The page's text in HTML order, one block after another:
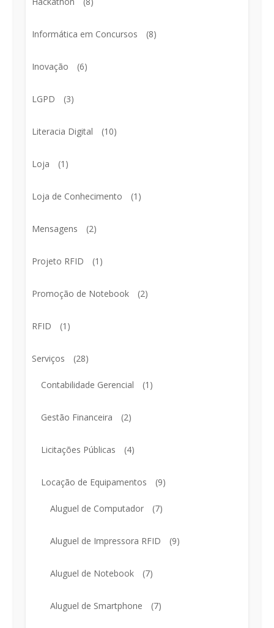
Informática em Concursos (8)
Inovação (6)
LGPD (3)
Literacia Digital (10)
Loja (1)
Loja de Conhecimento (1)
Mensagens (2)
Projeto RFID (1)
Promoção de Notebook (2)
RFID (1)
Serviços (28)
Contabilidade Gerencial (1)
Gestão Financeira (2)
Licitações Públicas (4)
Locação de Equipamentos (9)
Aluguel de Computador (7)
Aluguel de Impressora RFID (9)
Aluguel de Notebook (7)
Aluguel de Smartphone (7)